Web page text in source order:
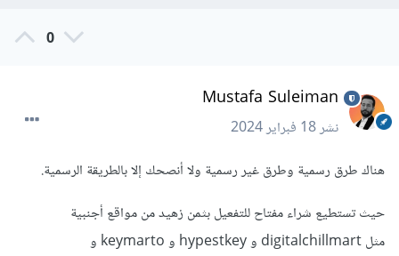
0
Mustafa Suleiman
نشر18 فبراير 2024
هناك طرق رسمية وطرق غير رسمية ولا أنصحك إلا بالطريقة الرسمية.
حيث تستطيع شراء مفتاح للتفعيل بثمن زهيد من مواقع أجنبية
مثل digitalchillmart و hypestkey و keymarto و